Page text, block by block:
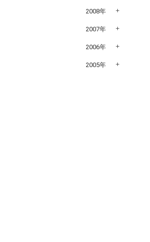
2008年
2007年
2006年
2005年